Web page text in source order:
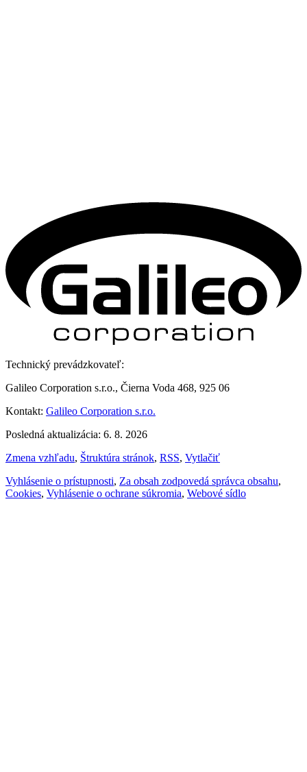
Technický prevádzkovateľ:
Galileo Corporation s.r.o., Čierna Voda 468, 925 06
Kontakt: Galileo Corporation s.r.o.
Posledná aktualizácia: 6. 8. 2026
Zmena vzhľadu, Štruktúra stránok, RSS, Vytlačiť
Vyhlásenie o prístupnosti, Za obsah zodpovedá správca obsahu,
Cookies, Vyhlásenie o ochrane súkromia, Webové sídlo